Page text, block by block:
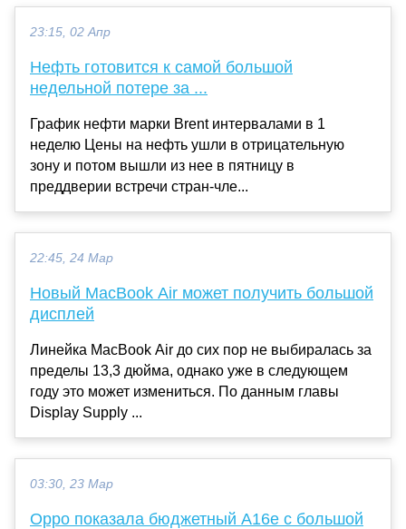
23:15, 02 Апр
Нефть готовится к самой большой
недельной потере за ...
График нефти марки Brent интервалами в 1
неделю Цены на нефть ушли в отрицательную
зону и потом вышли из нее в пятницу в
преддверии встречи стран-чле...
22:45, 24 Мар
Новый MacBook Air может получить большой
дисплей
Линейка MacBook Air до сих пор не выбиралась за
пределы 13,3 дюйма, однако уже в следующем
году это может измениться. По данным главы
Display Supply ...
03:30, 23 Мар
Oppo показала бюджетный A16e с большой